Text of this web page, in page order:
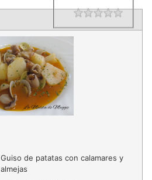
Rating
Guiso de patatas con calamares y
almejas